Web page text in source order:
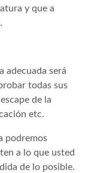
y que a
adecuada será
todas sus
de la
etc.
podremos
a lo que usted
de lo posible.